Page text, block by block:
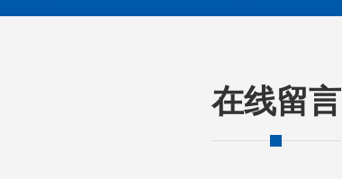
在线留言